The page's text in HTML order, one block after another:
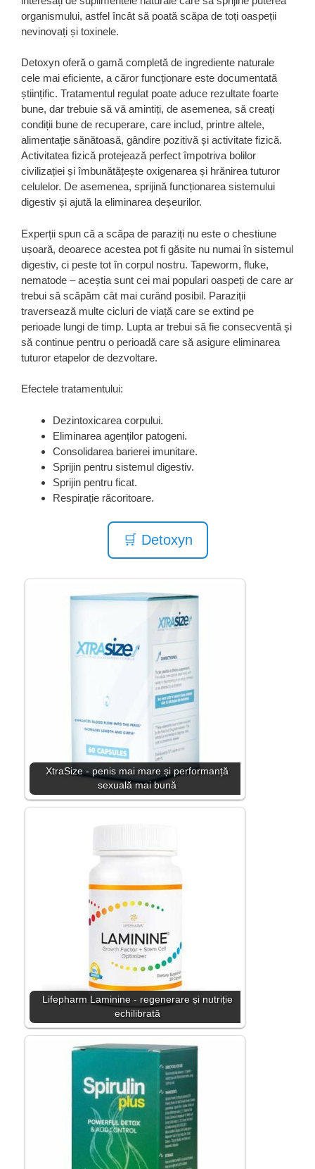
organismului, astfel încât să poată scăpa de toți oaspeții
nevinovați și toxinele.
Detoxyn oferă o gamă completă de ingrediente naturale
cele mai eficiente, a căror funcționare este documentată
științific. Tratamentul regulat poate aduce rezultate foarte
bune, dar trebuie să vă amintiți, de asemenea, să creați
condiții bune de recuperare, care includ, printre altele,
alimentație sănătoasă, gândire pozitivă și activitate fizică.
Activitatea fizică protejează perfect împotriva bolilor
civilizației și îmbunătățește oxigenarea și hrănirea tuturor
celulelor. De asemenea, sprijină funcționarea sistemului
digestiv și ajută la eliminarea deșeurilor.
Experții spun că a scăpa de paraziți nu este o chestiune
ușoară, deoarece acestea pot fi găsite nu numai în sistemul
digestiv, ci peste tot în corpul nostru. Tapeworm, fluke,
nematode – aceștia sunt cei mai populari oaspeți de care ar
trebui să scăpăm cât mai curând posibil. Paraziții
traversează multe cicluri de viață care se extind pe
perioade lungi de timp. Lupta ar trebui să fie consecventă și
să continue pentru o perioadă care să asigure eliminarea
tuturor etapelor de dezvoltare.
Efectele tratamentului:
Dezintoxicarea corpului.
Eliminarea agenților patogeni.
Consolidarea barierei imunitare.
Sprijin pentru sistemul digestiv.
Sprijin pentru ficat.
Respirație răcoritoare.
🛒 Detoxyn
XtraSize - penis mai mare și performanță
sexuală mai bună
Lifepharm Laminine - regenerare și nutriție
echilibrată